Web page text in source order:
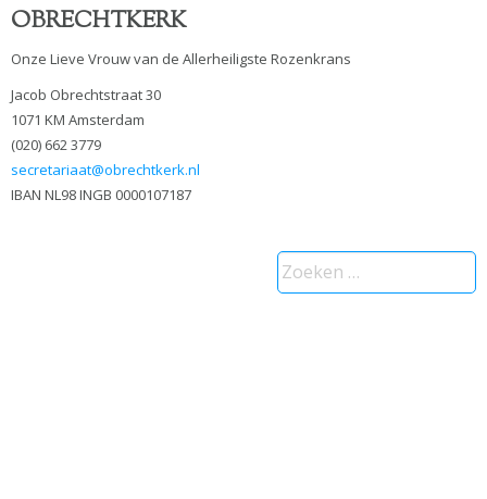
OBRECHTKERK
Onze Lieve Vrouw van de Allerheiligste Rozenkrans
Jacob Obrechtstraat 30
1071 KM Amsterdam
(020) 662 3779
secretariaat@obrechtkerk.nl
IBAN NL98 INGB 0000107187
Zoeken
naar: